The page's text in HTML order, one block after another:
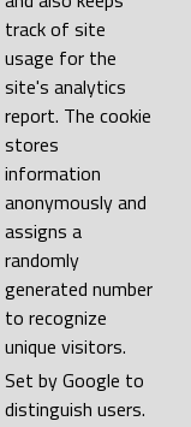
track of site
usage for the
site's analytics
report. The cookie
stores
information
anonymously and
assigns a
randomly
generated number
to recognize
unique visitors.
Set by Google to
distinguish users.